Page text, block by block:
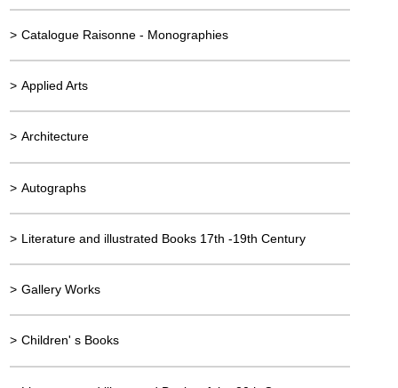
> Catalogue Raisonne - Monographies
> Applied Arts
> Architecture
> Autographs
> Literature and illustrated Books 17th -19th Century
> Gallery Works
> Children' s Books